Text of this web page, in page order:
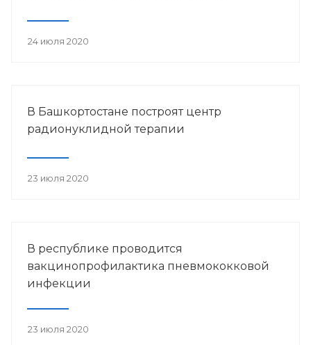
24 июля 2020
В Башкортостане построят центр
радионуклидной терапии
23 июля 2020
В республике проводится
вакцинопрофилактика пневмококковой
инфекции
23 июля 2020